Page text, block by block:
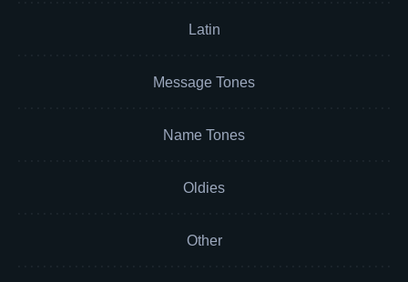
Latin
Message Tones
Name Tones
Oldies
Other